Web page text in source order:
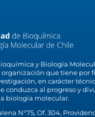
y Biología
organización que tiene por
en carácter
conduzca al progreso y
biología molecular.
N°75, Of. 304,